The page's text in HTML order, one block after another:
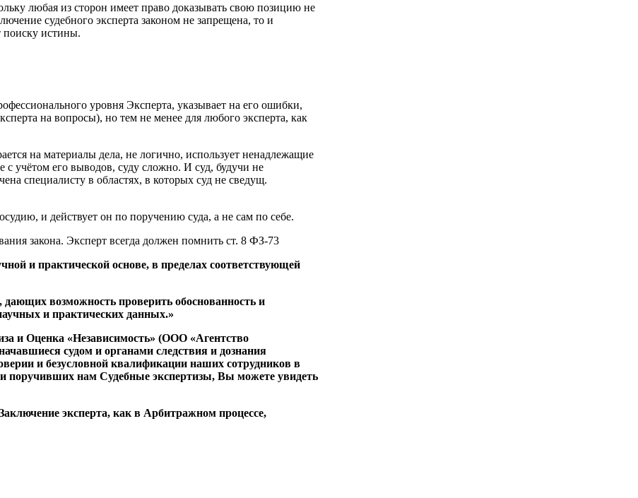
любая из сторон имеет право доказывать свою позицию не
судебного эксперта законом не запрещена, то и
поиску истины.
уровня Эксперта, указывает на его ошибки,
на вопросы), но тем не менее для любого эксперта, как
на материалы дела, не логично, использует ненадлежащие
учётом его выводов, суду сложно. И суд, будучи не
специалисту в областях, в которых суд не сведущ.
и действует он по поручению суда, а не сам по себе.
закона. Эксперт всегда должен помнить ст. 8 ФЗ-73
и практической основе, в пределах соответствующей
возможность проверить обоснованность и
и практических данных.»
и Оценка «Независимость» (ООО «Агентство
судом и органами следствия и дознания
и безусловной квалификации наших сотрудников в
поручивших нам Судебные экспертизы, Вы можете увидеть
эксперта, как в Арбитражном процессе,